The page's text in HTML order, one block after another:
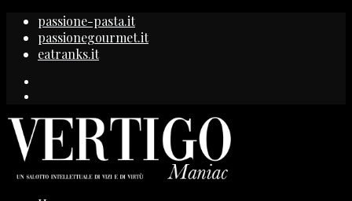
passione-pasta.it
passionegourmet.it
eatranks.it